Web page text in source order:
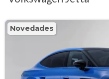
Novedades